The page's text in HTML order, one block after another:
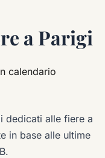
a Parigi
calendario
dedicati alle fiere a
in base alle ultime